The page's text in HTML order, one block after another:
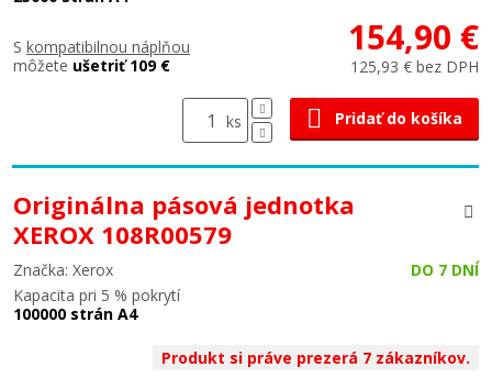
S kompatibilnou náplňou
môžete ušetriť 109 €
154,90 €
125,93 € bez DPH
ks Pridať do košíka
Originálna pásová jednotka
XEROX 108R00579
Značka: Xerox
DO 7 DNÍ
Kapacita pri 5 % pokrytí
100000 strán A4
Produkt si práve prezerá 7 zákazníkov.